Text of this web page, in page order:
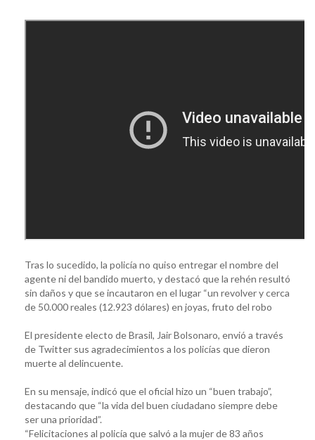
Tras lo sucedido, la policía no quiso entregar el nombre del
agente ni del bandido muerto, y destacó que la rehén resultó
sin daños y que se incautaron en el lugar “un revolver y cerca
de 50.000 reales (12.923 dólares) en joyas, fruto del robo
El presidente electo de Brasil, Jair Bolsonaro, envió a través
de Twitter sus agradecimientos a los policías que dieron
muerte al delincuente.
En su mensaje, indicó que el oficial hizo un “buen trabajo”,
destacando que “la vida del buen ciudadano siempre debe
ser una prioridad”.
“Felicitaciones al policía que salvó a la mujer de 83 años